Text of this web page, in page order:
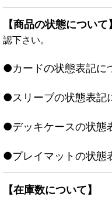
【商品の状態について】
認下さい。
●カードの状態表記に
●スリーブの状態表記
●デッキケースの状態
●プレイマットの状態
【在庫数について】